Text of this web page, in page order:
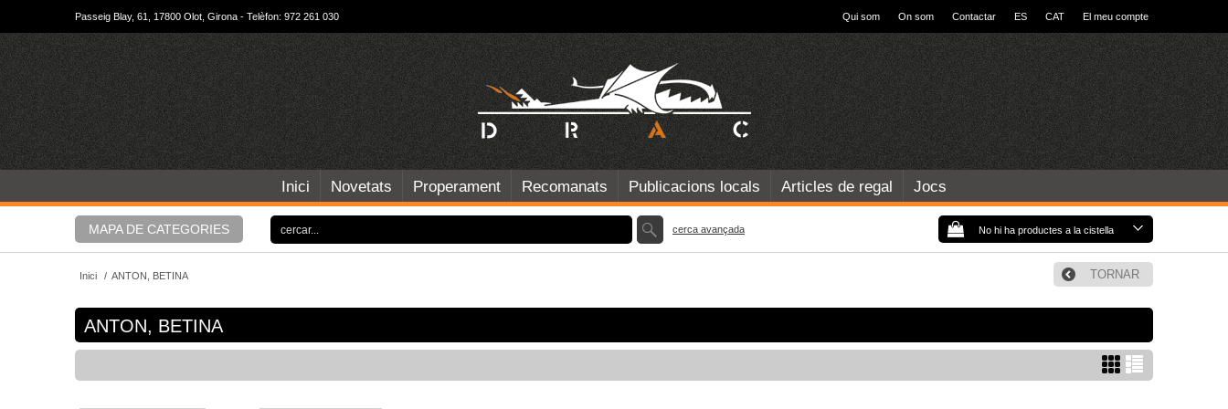
Passeig Blay, 61, 17800 Olot, Girona - Telèfon: 972 261 030 Qui som On som Contactar ES CAT El meu compte
Inici Novetats Properament Recomanats Publicacions locals Articles de regal Jocs
MAPA DE CATEGORIES No hi ha productes a la cistella
cerca avançada
Inici / ANTON, BETINA TORNAR
ANTON, BETINA